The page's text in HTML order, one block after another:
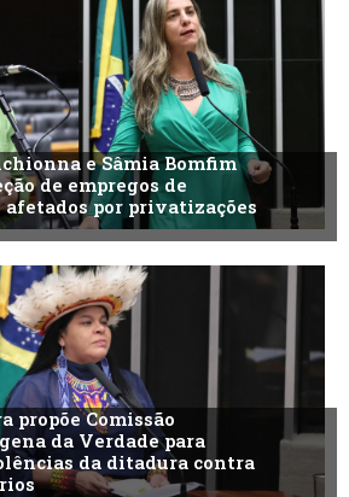
e Sâmia Bomfim
de empregos de
por privatizações
propõe Comissão
da Verdade para
da ditadura contra